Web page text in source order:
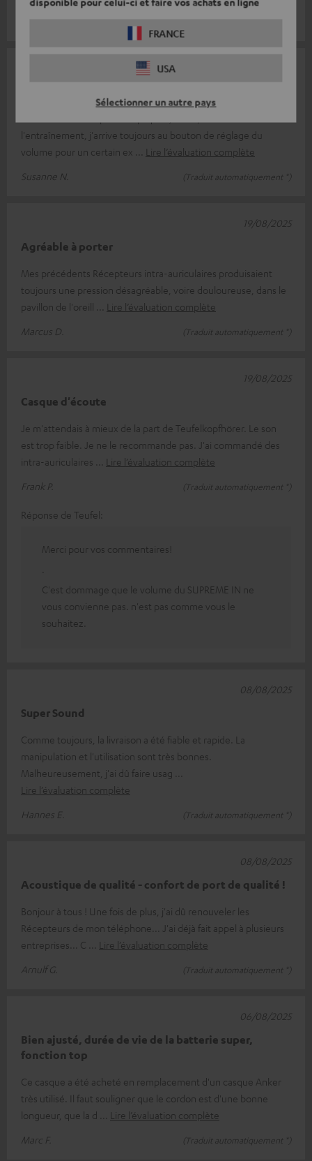
FRANCE
USA
Sélectionner un autre pays
l'entraînement, j'arrive toujours au bouton de réglage du
volume pour un certain ex
Lire l’évaluation complète
Susanne N.
(Traduit automatiquement *)
Agréable à porter
Mes précédents Récepteurs intra-auriculaires produisaient
toujours une pression désagréable, voire douloureuse, dans le
pavillon de l'oreill
Lire l’évaluation complète
Marcus D.
(Traduit automatiquement *)
19/08/2025
Casque d'écoute
Je m'attendais à mieux de la part de Teufelkopfhörer. Le son
est trop faible. Je ne le recommande pas. J'ai commandé des
intra-auriculaires
Lire l’évaluation complète
Frank P.
(Traduit automatiquement *)
19/08/2025
Réponse de Teufel:
Merci pour vos commentaires!
C'est dommage que le volume du SUPREME IN ne
vous convienne pas. n'est pas comme vous le
souhaitez.
Super Sound
Comme toujours, la livraison a été fiable et rapide. La
manipulation et l'utilisation sont très bonnes.
Malheureusement, j'ai dû faire usag
Lire l’évaluation complète
Hannes E.
(Traduit automatiquement *)
08/08/2025
Acoustique de qualité - confort de port de qualité !
Bonjour à tous ! Une fois de plus, j'ai dû renouveler les
Récepteurs de mon téléphone... J'ai déjà fait appel à plusieurs
entreprises... C
Lire l’évaluation complète
Arnulf G.
(Traduit automatiquement *)
08/08/2025
Bien ajusté, durée de vie de la batterie super,
fonction top
Ce casque a été acheté en remplacement d'un casque Anker
très utilisé. Il faut souligner que le cordon est d'une bonne
longueur, que la d
Lire l’évaluation complète
Marc F.
(Traduit automatiquement *)
06/08/2025